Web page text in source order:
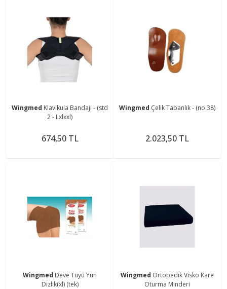
Wingmed Klavikula Bandajı - (std
2 - Lxlxxl)
674,50 TL
Wingmed Çelik Tabanlık - (no:38)
2.023,50 TL
Wingmed Deve Tüyü Yün
Dizlik(xl) (tek)
Wingmed Ortopedik Visko Kare
Oturma Minderi